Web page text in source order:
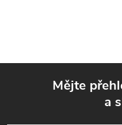
Mějte
a